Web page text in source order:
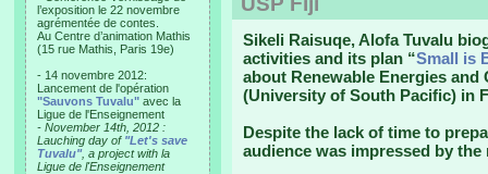
l’exposition le 22 novembre
agrémentée de contes.
Au Centre d’animation Mathis
(15 rue Mathis, Paris 19e)
- 14 novembre 2012:
Lancement de l'opération
"Sauvons Tuvalu" avec la
Ligue de l'Enseignement
- November 14th, 2012 :
Lauching day of "Let's save
Tuvalu", a project with la
Ligue de l'Enseignement
Sikeli Raisuqe, Alofa Tuvalu
activities and its plan “Small is
about Renewable Energies and
(University of South Pacific) in
Despite the lack of time to
audience was impressed by